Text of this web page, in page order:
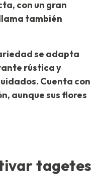
con un gran
también
se adapta
rústica y
Cuenta con
aunque sus flores
tagetes